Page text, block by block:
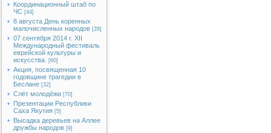
Координационный штаб по
ЧС [44]
8 августа День коренных
малочисленных народов [28]
07 сентября 2014 г. XII
Международный фестиваль
еврейской культуры и
искусства.
[60]
Акция, посвященная 10
годовщине трагедии в
Беслане [32]
Слёт молодёжи [70]
Презентации Республики
Саха Якутия [5]
Высадка деревьев на Аллее
дружбы народов [9]